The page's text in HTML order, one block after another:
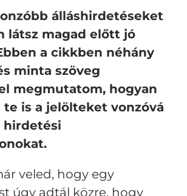
álláshirdetéseket
látsz magad előtt jó
a cikkben néhány
minta szöveg
megmutatom, hogyan
is a jelölteket vonzóvá
hirdetési
veled, hogy egy
úgy adtál közre, hogy